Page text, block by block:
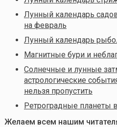
Лунный календарь
на февраль
Лунный календарь
Магнитные бури и
Солнечные и лунные
астрологические
нельзя пропустить
Ретроградные планеты
Желаем всем нашим